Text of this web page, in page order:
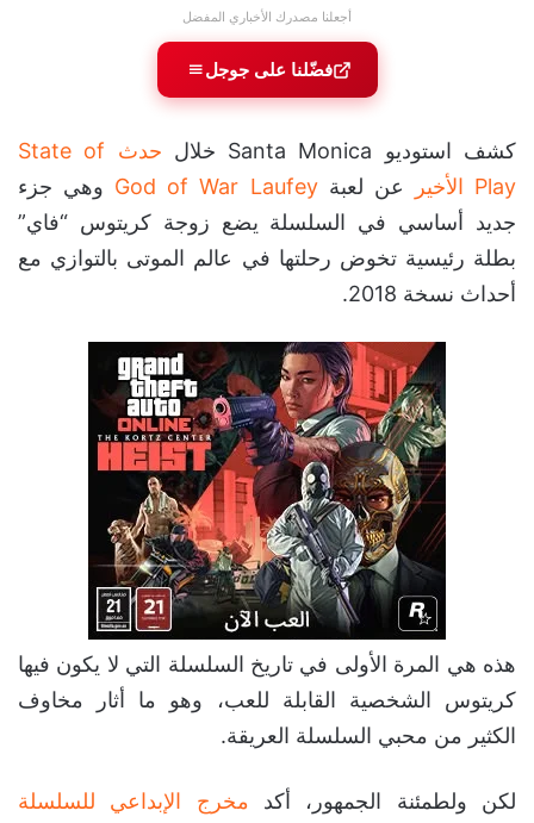
أجعلنا مصدرك الأخباري المفضل
فضّلنا على جوجل
كشف استوديو Santa Monica خلال
حدث State of
Play الأخير
عن لعبةGod of War Laufey وهي جزء
جديد أساسي في السلسلة يضع زوجة كريتوس “فاي”
بطلة رئيسية تخوض رحلتها في عالم الموتى بالتوازي مع
أحداث نسخة 2018.
هذه هي المرة الأولى في تاريخ السلسلة التي لا يكون فيها
كريتوس الشخصية القابلة للعب، وهو ما أثار مخاوف
الكثير من محبي السلسلة العريقة.
لكن ولطمئنة الجمهور، أكد مخرج الإبداعي للسلسلة